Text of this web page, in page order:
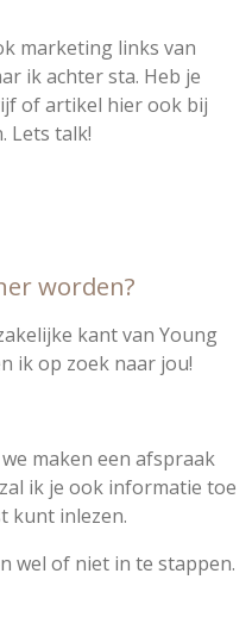
marketing links van
ik achter sta. Heb je
of artikel hier ook bij
Lets talk!
worden?
kant van Young
ik op zoek naar jou!
maken een afspraak
ik je ook informatie toe
kunt inlezen.
wel of niet in te stappen.